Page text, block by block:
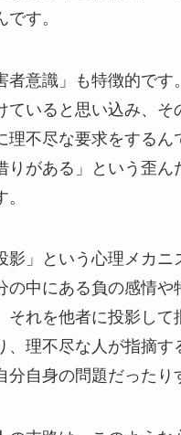
です。
者意識」も特徴的です
ていると思い込み、そ
理不尽な要求をするん
りがある」という歪ん
影」という心理メカニ
の中にある負の感情や
それを他者に投影して
、理不尽な人が指摘す
分自身の問題だったり